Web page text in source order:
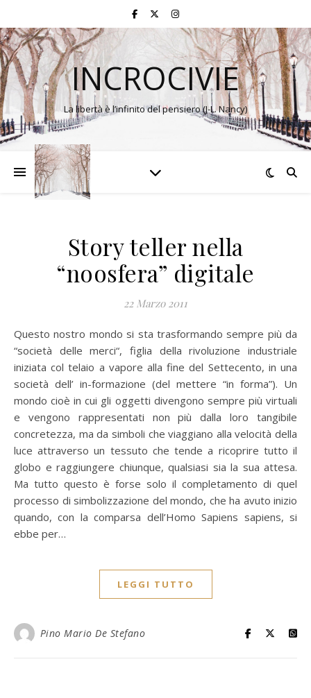
INCROCIVIE
La libertà è l’infinito del pensiero (J-L. Nancy)
Story teller nella
“noosfera” digitale
22 Marzo 2011
Questo nostro mondo si sta trasformando sempre più da
“società delle merci“, figlia della rivoluzione industriale
iniziata col telaio a vapore alla fine del Settecento, in una
società dell’ in-formazione (del mettere “in forma”). Un
mondo cioè in cui gli oggetti divengono sempre più virtuali
e vengono rappresentati non più dalla loro tangibile
concretezza, ma da simboli che viaggiano alla velocità della
luce attraverso un tessuto che tende a ricoprire tutto il
globo e raggiungere chiunque, qualsiasi sia la sua attesa.
Ma tutto questo è forse solo il completamento di quel
processo di simbolizzazione del mondo, che ha avuto inizio
quando, con la comparsa dell’Homo Sapiens sapiens, si
ebbe per…
LEGGI TUTTO
Pino Mario De Stefano